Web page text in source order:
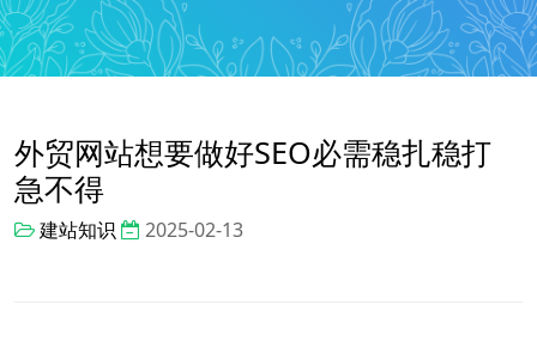
外贸网站想要做好SEO必需稳扎稳打
急不得
建站知识 2025-02-13